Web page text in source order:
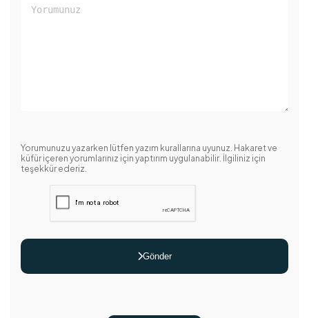
Yorumunuzu yazarken lütfen yazım kurallarına uyunuz. Hakaret ve
küfür içeren yorumlarınız için yaptırım uygulanabilir. İlgiliniz için
teşekkür ederiz.
Gönder